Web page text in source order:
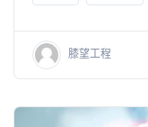
膝望工程